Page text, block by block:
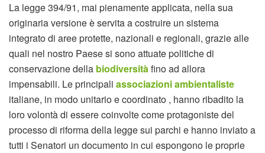
La legge 394/91, mai pienamente applicata, nella sua
originaria versione è servita a costruire un sistema
integrato di aree protette, nazionali e regionali, grazie alle
quali nel nostro Paese si sono attuate politiche di
conservazione della biodiversitàfino ad allora
impensabili. Le principali associazioni ambientaliste
italiane, in modo unitario e coordinato , hanno ribadito la
loro volontà di essere coinvolte come protagoniste del
processo di riforma della legge sui parchi e hanno inviato a
tutti i Senatori un documento in cui espongono le proprie